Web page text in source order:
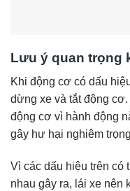
Lưu ý quan trọng
Khi động cơ có dấu
dừng xe và tắt động
động cơ vì hành động
gây hư hại nghiêm
Vì các dấu hiệu trên có
nhau gây ra, lái xe nên